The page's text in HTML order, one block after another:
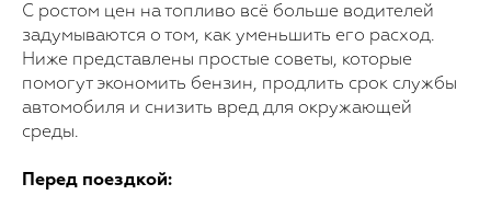
С ростом цен на топливо всё больше водителей
задумываются о том, как уменьшить его расход.
Ниже представлены простые советы, которые
помогут экономить бензин, продлить срок службы
автомобиля и снизить вред для окружающей
среды.
Перед поездкой: